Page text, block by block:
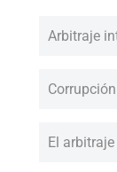
Arbitraje
El